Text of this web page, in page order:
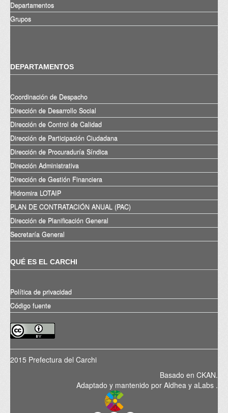
Departamentos
Grupos
DEPARTAMENTOS
Coordinación de Despacho
Dirección de Desarrollo Social
Dirección de Control de Calidad
Dirección de Participación Ciudadana
Dirección de Procuraduría Síndica
Dirección Administrativa
Dirección de Gestión Financiera
Hidromira LOTAIP
PLAN DE CONTRATACIÓN ANUAL (PAC)
Dirección de Planificación General
Secretaría General
QUÉ ES EL CARCHI
Política de privacidad
Código fuente
2015 Prefectura del Carchi
Basado en CKAN.
Adaptado y mantenido por Aldhea y aLabs .